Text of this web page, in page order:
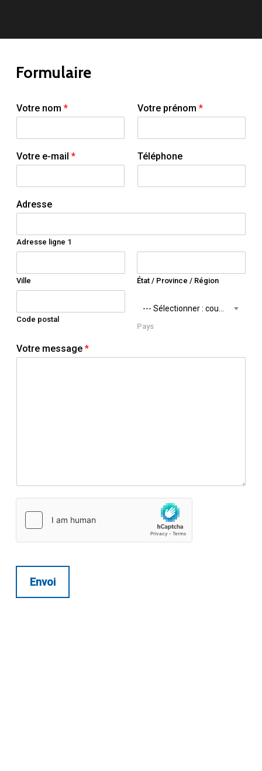
Formulaire
Votre nom * Votre prénom *
Votre e-mail * Téléphone
Adresse
Adresse ligne 1
Ville État / Province / Région
Code postal
Pays
Votre message *
Envoi